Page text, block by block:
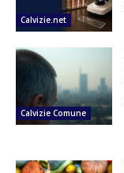
Calvizie.net
Calvizie Comune